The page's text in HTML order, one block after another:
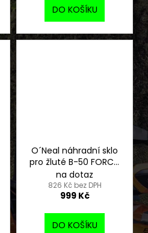
DO KOŠÍKU
O´Neal náhradní sklo
pro žluté B-50 FORCE,
radium red
na dotaz
826 Kč bez DPH
999 Kč
DO KOŠÍKU